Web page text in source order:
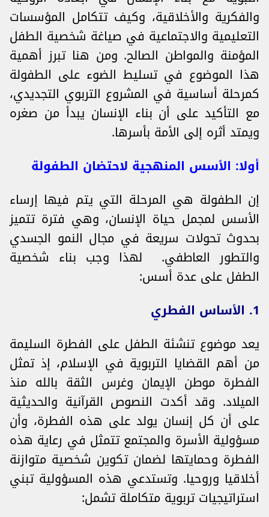
والفكرية والأخلاقية، وكيف تتكامل المؤسسات
التعليمية والاجتماعية في صياغة شخصية الطفل
المؤمنة والمواطن الصالح. ومن هنا تبرز أهمية
هذا الموضوع في تسليط الضوء على الطفولة
كمرحلة أساسية في المشروع التربوي التجديدي،
مع التأكيد على أن بناء الإنسان يبدأ من صغره
ويمتد أثره إلى الأمة بأسرها.
أولا: الأسس المنهجية لاحتضان الطفولة
إن الطفولة هي المرحلة التي يتم فيها إرساء
الأسس لمجمل حياة الإنسان، وهي فترة تتميز
بحدوث تحولات سريعة في مجال النمو الجسدي
والتطور العاطفي. لهذا وجب بناء شخصية
الطفل على عدة أسس:
1. الأساس الفطري
يعد موضوع تنشئة الطفل على الفطرة السليمة
من أهم القضايا التربوية في الإسلام، إذ تمثل
الفطرة موطن الإيمان وغرس الثقة بالله منذ
الميلاد. وقد أكدت النصوص القرآنية والحديثية
على أن كل إنسان يولد على هذه الفطرة، وأن
مسؤولية الأسرة والمجتمع تتمثل في رعاية هذه
الفطرة وحمايتها لضمان تكوين شخصية متوازنة
أخلاقيا وروحيا. وتستدعي هذه المسؤولية تبني
استراتيجيات تربوية متكاملة تشمل: